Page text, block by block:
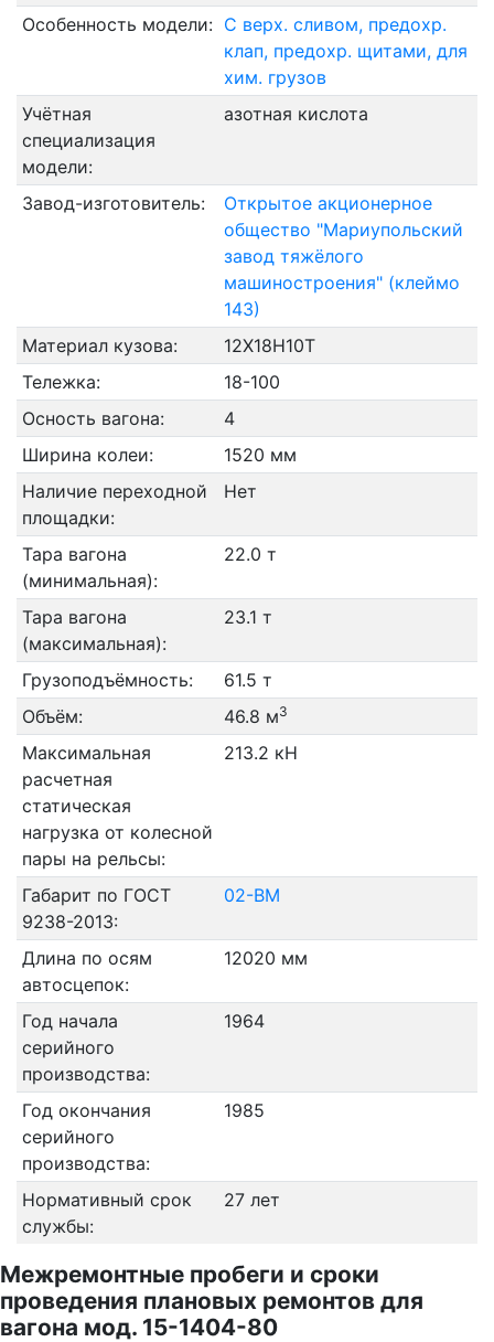
Особенность модели: С верх. сливом, предохр.
клап, предохр. щитами, для
хим. грузов
Учётная
специализация
модели:
азотная кислота
Завод-изготовитель:
Открытое акционерное
общество "Мариупольский
завод тяжёлого
машиностроения" (клеймо
143)
Материал кузова:
12Х18Н10Т
Тележка:
18-100
Осность вагона:
4
Ширина колеи:
1520 мм
Наличие переходной
площадки:
Нет
Тара вагона
(минимальная):
22.0 т
Тара вагона
(максимальная):
23.1 т
Грузоподъёмность:
61.5 т
Объём:
46.8 м3
Максимальная
расчетная
статическая
нагрузка от колесной
пары на рельсы:
213.2 кН
Габарит по ГОСТ
9238-2013:
02-ВМ
Длина по осям
автосцепок:
12020 мм
Год начала
серийного
производства:
1964
Год окончания
серийного
производства:
1985
Нормативный срок
службы:
27 лет
Межремонтные пробеги и сроки
проведения плановых ремонтов для
вагона мод. 15-1404-80